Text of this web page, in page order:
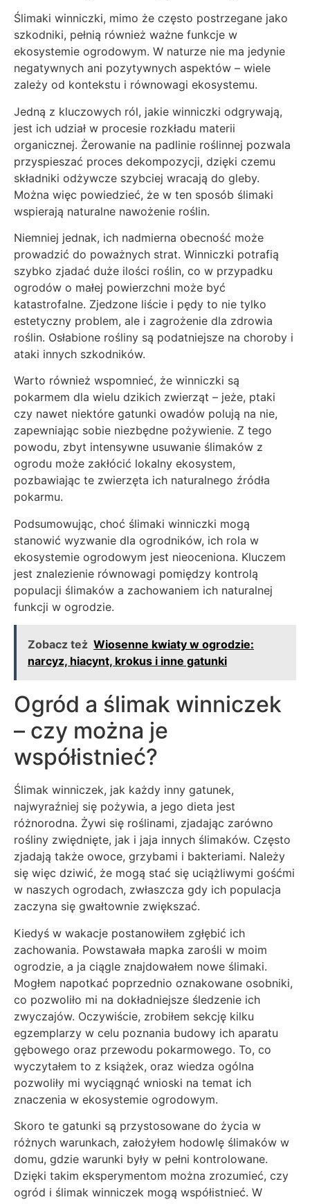
Ślimaki winniczki, mimo że często postrzegane jako
szkodniki, pełnią również ważne funkcje w
ekosystemie ogrodowym. W naturze nie ma jedynie
negatywnych ani pozytywnych aspektów – wiele
zależy od kontekstu i równowagi ekosystemu.
Jedną z kluczowych ról, jakie winniczki odgrywają,
jest ich udział w procesie rozkładu materii
organicznej. Żerowanie na padlinie roślinnej pozwala
przyspieszać proces dekompozycji, dzięki czemu
składniki odżywcze szybciej wracają do gleby.
Można więc powiedzieć, że w ten sposób ślimaki
wspierają naturalne nawożenie roślin.
Niemniej jednak, ich nadmierna obecność może
prowadzić do poważnych strat. Winniczki potrafią
szybko zjadać duże ilości roślin, co w przypadku
ogrodów o małej powierzchni może być
katastrofalne. Zjedzone liście i pędy to nie tylko
estetyczny problem, ale i zagrożenie dla zdrowia
roślin. Osłabione rośliny są podatniejsze na choroby i
ataki innych szkodników.
Warto również wspomnieć, że winniczki są
pokarmem dla wielu dzikich zwierząt – jeże, ptaki
czy nawet niektóre gatunki owadów polują na nie,
zapewniając sobie niezbędne pożywienie. Z tego
powodu, zbyt intensywne usuwanie ślimaków z
ogrodu może zakłócić lokalny ekosystem,
pozbawiając te zwierzęta ich naturalnego źródła
pokarmu.
Podsumowując, choć ślimaki winniczki mogą
stanowić wyzwanie dla ogrodników, ich rola w
ekosystemie ogrodowym jest nieoceniona. Kluczem
jest znalezienie równowagi pomiędzy kontrolą
populacji ślimaków a zachowaniem ich naturalnej
funkcji w ogrodzie.
Zobacz też Wiosenne kwiaty w ogrodzie:
narcyz, hiacynt, krokus i inne gatunki
Ogród a ślimak winniczek
– czy można je
współistnieć?
Ślimak winniczek, jak każdy inny gatunek,
najwyraźniej się pożywia, a jego dieta jest
różnorodna. Żywi się roślinami, zjadając zarówno
rośliny zwiędnięte, jak i jaja innych ślimaków. Często
zjadają także owoce, grzybami i bakteriami. Należy
się więc dziwić, że mogą stać się uciążliwymi gośćmi
w naszych ogrodach, zwłaszcza gdy ich populacja
zaczyna się gwałtownie zwiększać.
Kiedyś w wakacje postanowiłem zgłębić ich
zachowania. Powstawała mapka zarośli w moim
ogrodzie, a ja ciągle znajdowałem nowe ślimaki.
Mogłem napotkać poprzednio oznakowane osobniki,
co pozwoliło mi na dokładniejsze śledzenie ich
zwyczajów. Oczywiście, zrobiłem sekcję kilku
egzemplarzy w celu poznania budowy ich aparatu
gębowego oraz przewodu pokarmowego. To, co
wyczytałem to z książek, oraz wiedza ogólna
pozwoliły mi wyciągnąć wnioski na temat ich
znaczenia w ekosystemie ogrodowym.
Skoro te gatunki są przystosowane do życia w
różnych warunkach, założyłem hodowlę ślimaków w
domu, gdzie warunki były w pełni kontrolowane.
Dzięki takim eksperymentom można zrozumieć, czy
ogród i ślimak winniczek mogą współistnieć. W